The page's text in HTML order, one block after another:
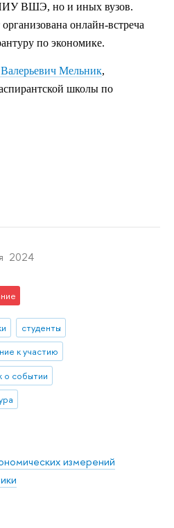
НИУ ВШЭ, но и иных вузов.
онлайн-встреча
по экономике.
Мельник,
школы по
2024
студенты
к участию
о событии
измерений